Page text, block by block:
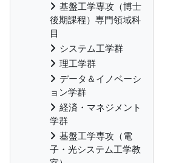
基盤工学専攻（博士
後期課程）専門領域科
目
システム工学群
理工学群
データ＆イノベーシ
ョン学群
経済・マネジメント
学群
基盤工学専攻（電
子・光システム工学教